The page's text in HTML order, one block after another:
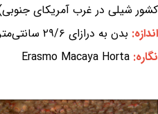
کشور شیلی در غرب آمریکای
اندازه: بدن به درازای ۲۹/۶ سانتی‌متر
نگاره: Erasmo Macaya Horta